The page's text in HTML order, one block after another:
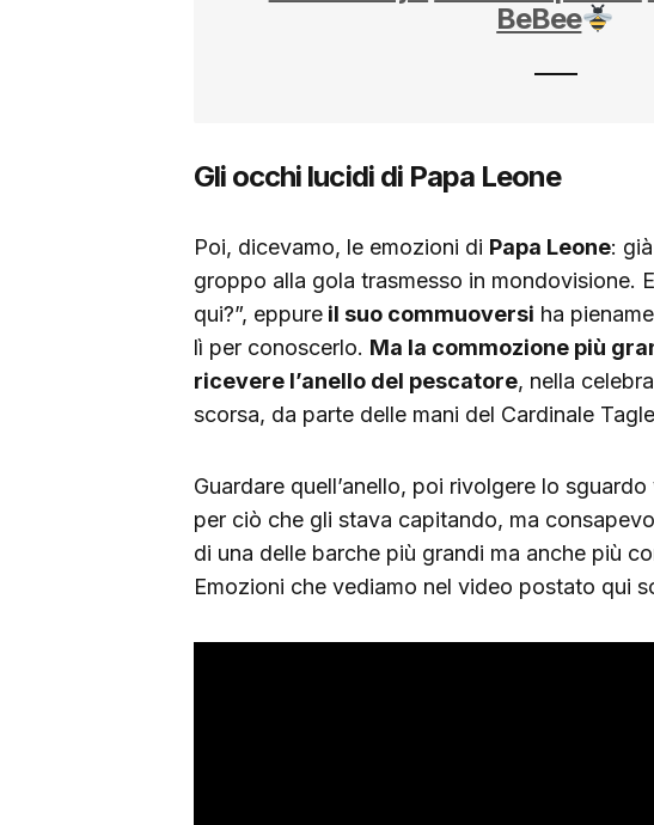
BeBee
Gli occhi lucidi di Papa Leone
Poi, dicevamo, le emozioni di Papa Leone:
groppo alla gola trasmesso in mondovisione.
qui?”, eppure il suo commuoversi ha
lì per conoscerlo. Ma la commozione più
ricevere l’anello del pescatore, nella
scorsa, da parte delle mani del Cardinale
Guardare quell’anello, poi rivolgere lo
per ciò che gli stava capitando, ma
di una delle barche più grandi ma anche più
Emozioni che vediamo nel video postato qui